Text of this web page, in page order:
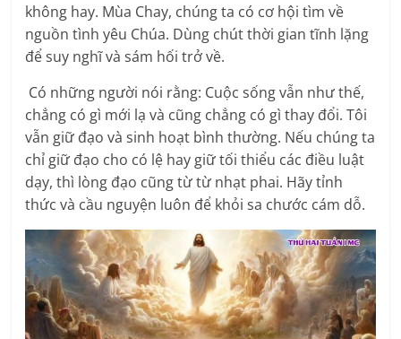
không hay. Mùa Chay, chúng ta có cơ hội tìm về
nguồn tình yêu Chúa. Dùng chút thời gian tĩnh lặng
để suy nghĩ và sám hối trở về.
Có những người nói rằng: Cuộc sống vẫn như thế,
chẳng có gì mới lạ và cũng chẳng có gì thay đổi. Tôi
vẫn giữ đạo và sinh hoạt bình thường. Nếu chúng ta
chỉ giữ đạo cho có lệ hay giữ tối thiểu các điều luật
dạy, thì lòng đạo cũng từ từ nhạt phai. Hãy tỉnh
thức và cầu nguyện luôn để khỏi sa chước cám dỗ.